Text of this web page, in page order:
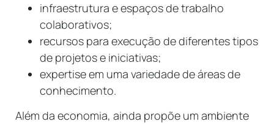
infraestrutura e espaços de trabalho
colaborativos;
recursos para execução de diferentes tipos
de projetos e iniciativas;
expertise em uma variedade de áreas de
conhecimento.
Além da economia, ainda propõe um ambiente